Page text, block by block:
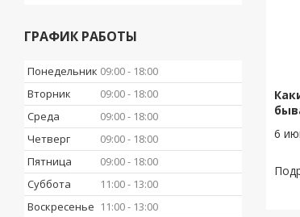
6
ГРАФИК РАБОТЫ
Понедельник 09:00
18:00
Вторник
09:00
18:00
Среда
09:00
18:00
Четверг
09:00
18:00
Пятница
09:00
18:00
Суббота
11:00
13:00
Воскресенье 11:00 13:00